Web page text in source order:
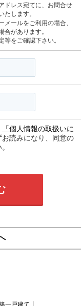
ドレス宛てに、お問合せ
たします。
ールをご利用の場合、
合があります。
等をご確認下さい。
「個人情報の取扱いに
読みになり、同意の